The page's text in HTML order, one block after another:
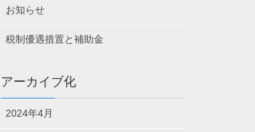
お知らせ
税制優遇措置と補助金
アーカイブ化
2024年4月